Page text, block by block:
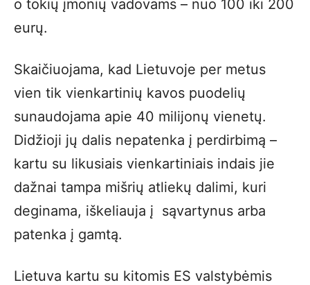
o tokių įmonių vadovams – nuo 100 iki 200
eurų.
Skaičiuojama, kad Lietuvoje per metus
vien tik vienkartinių kavos puodelių
sunaudojama apie 40 milijonų vienetų.
Didžioji jų dalis nepatenka į perdirbimą –
kartu su likusiais vienkartiniais indais jie
dažnai tampa mišrių atliekų dalimi, kuri
deginama, iškeliauja į sąvartynus arba
patenka į gamtą.
Lietuva kartu su kitomis ES valstybėmis